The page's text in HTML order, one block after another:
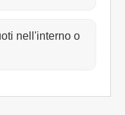
nell'interno o